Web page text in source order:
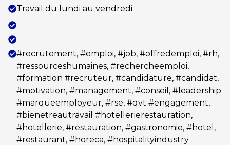
Travail du lundi au vendredi
#recrutement, #emploi, #job, #offredemploi, #rh,
#ressourceshumaines, #rechercheemploi,
#formation #recruteur, #candidature, #candidat,
#motivation, #management, #conseil, #leadership
#marqueemployeur, #rse, #qvt #engagement,
#bienetreautravail #hotellerierestauration,
#hotellerie, #restauration, #gastronomie, #hotel,
#restaurant, #horeca, #hospitalityindustry